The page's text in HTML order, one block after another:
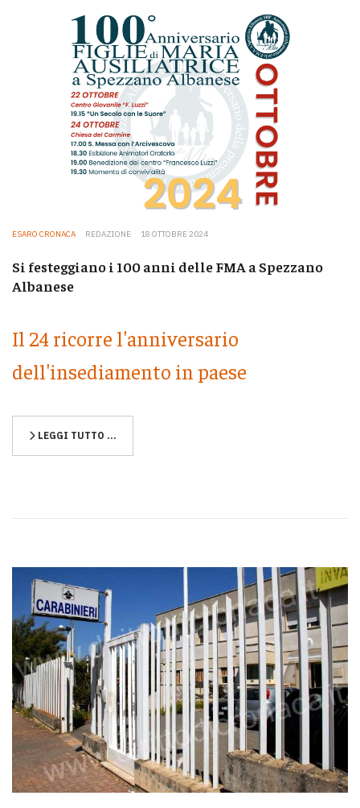
ESARO CRONACA REDAZIONE 18 OTTOBRE 2024
Si festeggiano i 100 anni delle FMA a Spezzano
Albanese
Il 24 ricorre l'anniversario
dell'insediamento in paese
LEGGI TUTTO …